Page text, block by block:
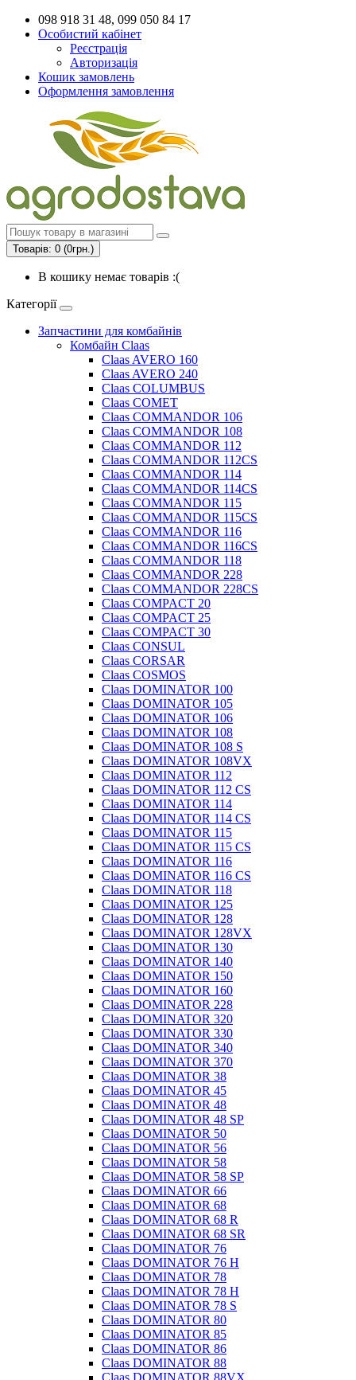
098 918 31 48, 099 050 84 17
Особистий кабінет
Реєстрація
Авторизація
Кошик замовлень
Оформлення замовлення
Товарів: 0 (0грн.)
В кошику немає товарів :(
Категорії
Запчастини для комбайнів
Комбайн Claas
Claas AVERO 160
Claas AVERO 240
Claas COLUMBUS
Claas COMET
Claas COMMANDOR 106
Claas COMMANDOR 108
Claas COMMANDOR 112
Claas COMMANDOR 112CS
Claas COMMANDOR 114
Claas COMMANDOR 114CS
Claas COMMANDOR 115
Claas COMMANDOR 115CS
Claas COMMANDOR 116
Claas COMMANDOR 116CS
Claas COMMANDOR 118
Claas COMMANDOR 228
Claas COMMANDOR 228CS
Claas COMPACT 20
Claas COMPACT 25
Claas COMPACT 30
Claas CONSUL
Claas CORSAR
Claas COSMOS
Claas DOMINATOR 100
Claas DOMINATOR 105
Claas DOMINATOR 106
Claas DOMINATOR 108
Claas DOMINATOR 108 S
Claas DOMINATOR 108VX
Claas DOMINATOR 112
Claas DOMINATOR 112 CS
Claas DOMINATOR 114
Claas DOMINATOR 114 CS
Claas DOMINATOR 115
Claas DOMINATOR 115 CS
Claas DOMINATOR 116
Claas DOMINATOR 116 CS
Claas DOMINATOR 118
Claas DOMINATOR 125
Claas DOMINATOR 128
Claas DOMINATOR 128VX
Claas DOMINATOR 130
Claas DOMINATOR 140
Claas DOMINATOR 150
Claas DOMINATOR 160
Claas DOMINATOR 228
Claas DOMINATOR 320
Claas DOMINATOR 330
Claas DOMINATOR 340
Claas DOMINATOR 370
Claas DOMINATOR 38
Claas DOMINATOR 45
Claas DOMINATOR 48
Claas DOMINATOR 48 SP
Claas DOMINATOR 50
Claas DOMINATOR 56
Claas DOMINATOR 58
Claas DOMINATOR 58 SP
Claas DOMINATOR 66
Claas DOMINATOR 68
Claas DOMINATOR 68 R
Claas DOMINATOR 68 SR
Claas DOMINATOR 76
Claas DOMINATOR 76 H
Claas DOMINATOR 78
Claas DOMINATOR 78 H
Claas DOMINATOR 78 S
Claas DOMINATOR 80
Claas DOMINATOR 85
Claas DOMINATOR 86
Claas DOMINATOR 88
Claas DOMINATOR 88VX